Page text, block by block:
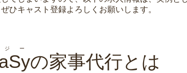
ひキャスト登録よろしくお願いします。
ジー
の家事代行とは